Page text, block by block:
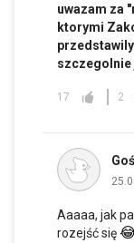
uwazam za
ktorymi
szczegolnie
17 2
Aaaaa, jak
rozejść się